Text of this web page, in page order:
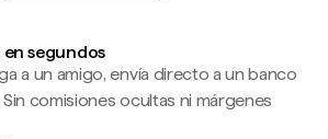
segundos
a un amigo, envía directo a un banco
comisiones ocultas ni márgenes